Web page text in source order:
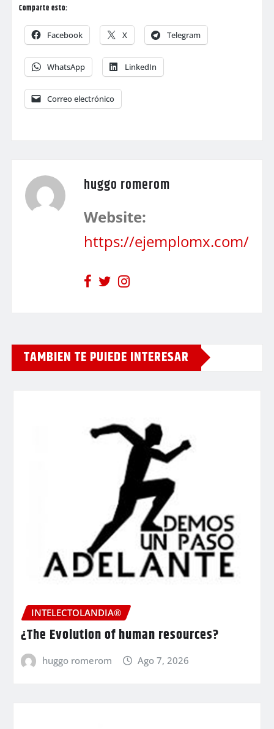
Comparte esto:
Facebook X Telegram
WhatsApp LinkedIn
Correo electrónico
huggo romerom
Website:
https://ejemplomx.com/
TAMBIEN TE PUIEDE INTERESAR
INTELECTOLANDIA®
¿The Evolution of human resources?
huggo romerom Ago 7, 2026